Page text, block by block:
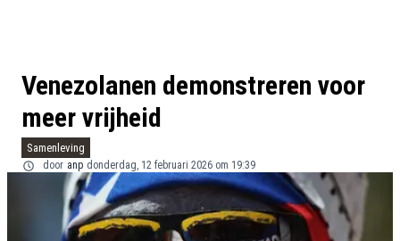
Venezolanen demonstreren voor
meer vrijheid
Samenleving
door anp donderdag, 12 februari 2026 om 19:39